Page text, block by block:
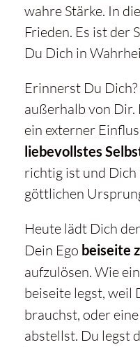
wahre Stärke. In
Frieden. Es ist der
Du Dich in
Erinnerst Du
außerhalb von Dir.
liebevollstes
richtig ist und
göttlichen
Heute lädt Dich
Dein Ego beiseite
aufzulösen. Wie
beiseite legst, weil
brauchst, oder eine
abstellst. Du legst